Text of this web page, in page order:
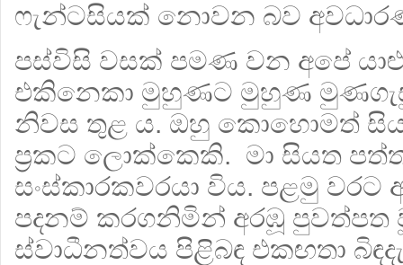
ෆැන්ටසියක් නොවන බව
පස්විසි වසක් පමණ වන අපේ
එකිනෙකා මුහුණට මුහුණ
නිවස තුළ ය. ඔහු කොහොමත්
ප්‍රකට ලොක්කෙකි. මා සියත
සංස්කාරකවරයා විය. පළමු වරට
පදනම් කරගනිමින් අරඹූ පුවත්පත
ස්වාධීනත්වය පිළිබඳ එකඟතා